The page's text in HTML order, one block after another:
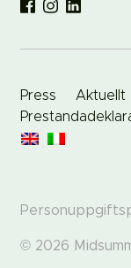
Press Aktuellt
© 2026